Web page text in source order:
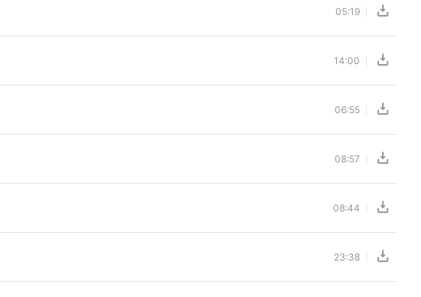
05:19
14:00
06:55
08:57
08:44
23:38